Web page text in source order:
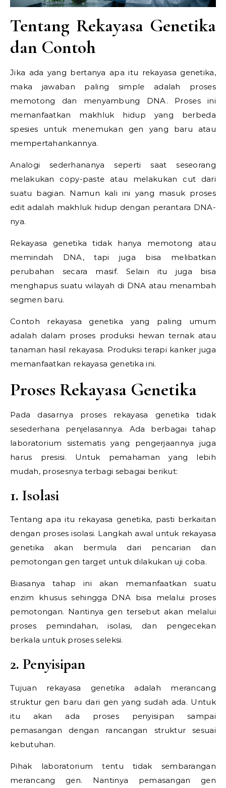
Tentang Rekayasa Genetika
dan Contoh
Jika ada yang bertanya apa itu rekayasa genetika,
maka jawaban paling simple adalah proses
memotong dan menyambung DNA. Proses ini
memanfaatkan makhluk hidup yang berbeda
spesies untuk menemukan gen yang baru atau
mempertahankannya.
Analogi sederhananya seperti saat seseorang
melakukan copy-paste atau melakukan cut dari
suatu bagian. Namun kali ini yang masuk proses
edit adalah makhluk hidup dengan perantara DNA-
nya.
Rekayasa genetika tidak hanya memotong atau
memindah DNA, tapi juga bisa melibatkan
perubahan secara masif. Selain itu juga bisa
menghapus suatu wilayah di DNA atau menambah
segmen baru.
Contoh rekayasa genetika yang paling umum
adalah dalam proses produksi hewan ternak atau
tanaman hasil rekayasa. Produksi terapi kanker juga
memanfaatkan rekayasa genetika ini.
Proses Rekayasa Genetika
Pada dasarnya proses rekayasa genetika tidak
sesederhana penjelasannya. Ada berbagai tahap
laboratorium sistematis yang pengerjaannya juga
harus presisi. Untuk pemahaman yang lebih
mudah, prosesnya terbagi sebagai berikut:
1. Isolasi
Tentang apa itu rekayasa genetika, pasti berkaitan
dengan proses isolasi. Langkah awal untuk rekayasa
genetika akan bermula dari pencarian dan
pemotongan gen target untuk dilakukan uji coba.
Biasanya tahap ini akan memanfaatkan suatu
enzim khusus sehingga DNA bisa melalui proses
pemotongan. Nantinya gen tersebut akan melalui
proses pemindahan, isolasi, dan pengecekan
berkala untuk proses seleksi.
2. Penyisipan
Tujuan rekayasa genetika adalah merancang
struktur gen baru dari gen yang sudah ada. Untuk
itu akan ada proses penyisipan sampai
pemasangan dengan rancangan struktur sesuai
kebutuhan.
Pihak laboratorium tentu tidak sembarangan
merancang gen. Nantinya pemasangan gen